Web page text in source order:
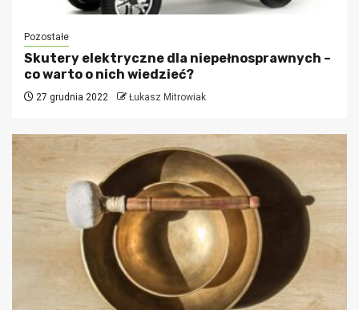
Pozostałe
Skutery elektryczne dla niepełnosprawnych –
co warto o nich wiedzieć?
27 grudnia 2022 Łukasz Mitrowiak